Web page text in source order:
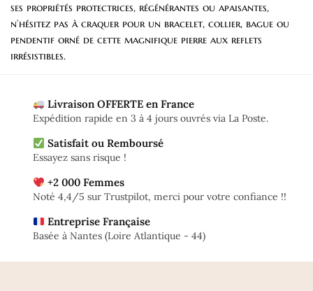
ses propriétés protectrices, régénérantes ou apaisantes,
n’hésitez pas à craquer pour un bracelet, collier, bague ou
pendentif orné de cette magnifique pierre aux reflets
irrésistibles.
Livraison OFFERTE en France
Expédition rapide en 3 à 4 jours ouvrés via La Poste.
Satisfait ou Remboursé
Essayez sans risque !
+2 000 Femmes
Noté 4,4/5 sur Trustpilot, merci pour votre confiance !!
Entreprise Française
Basée à Nantes (Loire Atlantique - 44)